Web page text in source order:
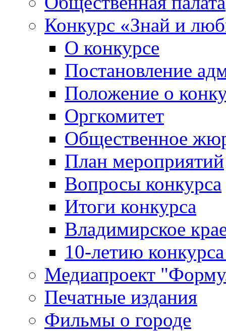
Конкурс «Знай и
О конкурсе
Постановление
Положение о
Оргкомитет
Общественное
План мероприятий
Вопросы конкурса
Итоги конкурса
Владимирское
10-летию
Медиапроект
Печатные издания
Фильмы о городе